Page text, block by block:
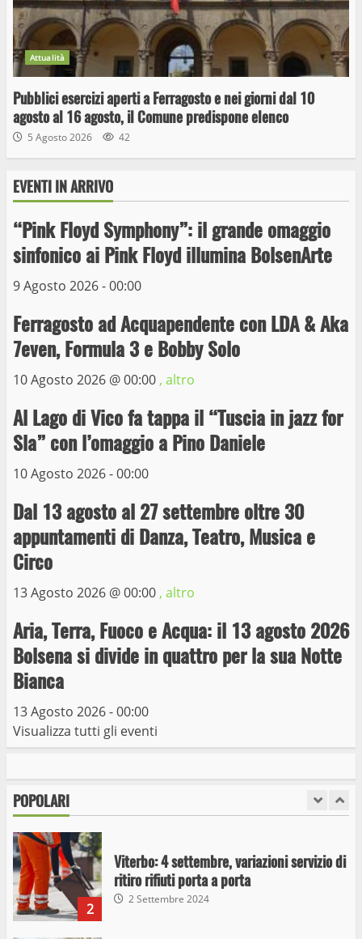
Attualità
Pubblici esercizi aperti a Ferragosto e nei giorni dal 10
agosto al 16 agosto, il Comune predispone elenco
5 Agosto 2026 42
EVENTI IN ARRIVO
“Pink Floyd Symphony”: il grande omaggio
sinfonico ai Pink Floyd illumina BolsenArte
9 Agosto 2026 - 00:00
Ferragosto ad Acquapendente con LDA & Aka
7even, Formula 3 e Bobby Solo
10 Agosto 2026 @00:00 , altro
Al Lago di Vico fa tappa il “Tuscia in jazz for
Sla” con l’omaggio a Pino Daniele
10 Agosto 2026 - 00:00
Dal 13 agosto al 27 settembre oltre 30
appuntamenti di Danza, Teatro, Musica e
Circo
13 Agosto 2026 @00:00 , altro
Aria, Terra, Fuoco e Acqua: il 13 agosto 2026
Bolsena si divide in quattro per la sua Notte
Bianca
13 Agosto 2026 - 00:00
Visualizza tutti gli eventi
POPOLARI
3
Wiplanet Baseball supera il Napoli
9 Maggio 2023
4
La Polizia di Stato arresta il ladro seriale
delle auto in sosta a Viterbo
10 Maggio 2023
Prorogata la mostra dei bozzetti di
Michelangelo Buonarroti ospitata al
Museo dei Portici
6
Trasporto pubblico locale, trasferimento
15 Giugno 2023
Giochi Sportivi Studenteschi di Atletica a
Viterbo
I Carabinieri arrestano due giovani per
stupefacenti
2
Viterbo: 4 settembre, variazioni servizio di
ritiro rifiuti porta a porta
2 Settembre 2024